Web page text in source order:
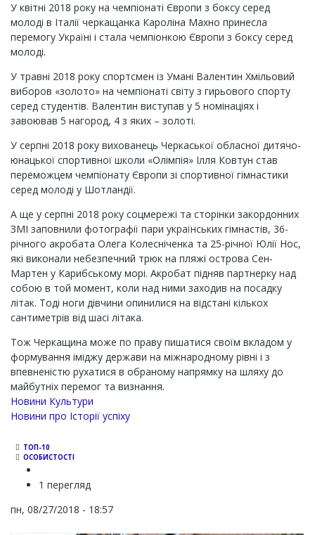
У квітні 2018 року на чемпіонаті Європи з боксу серед
молоді в Італії черкащанка Кароліна Махно принесла
перемогу Україні і стала чемпіонкою Європи з боксу серед
молоді.
У травні 2018 року спортсмен із Умані Валентин Хмільовий
виборов «золото» на чемпіонаті світу з гирьового спорту
серед студентів. Валентин виступав у 5 номінаціях і
завоював 5 нагород, 4 з яких – золоті.
У серпні 2018 року вихованець Черкаської обласної дитячо-
юнацької спортивної школи «Олімпія» Ілля Ковтун став
переможцем чемпіонату Європи зі спортивної гімнастики
серед молоді у Шотландії.
А ще у серпні 2018 року соцмережі та сторінки закордонних
ЗМІ заповнили фотографії пари українських гімнастів, 36-
річного акробата Олега Колесніченка та 25-річної Юлії Нос,
які виконали небезпечний трюк на пляжі острова Сен-
Мартен у Карибському морі. Акробат підняв партнерку над
собою в той момент, коли над ними заходив на посадку
літак. Тоді ноги дівчини опинилися на відстані кількох
сантиметрів від шасі літака.
Тож Черкащина може по праву пишатися своїм вкладом у
формування іміджу держави на міжнародному рівні і з
впевненістю рухатися в обраному напрямку на шляху до
майбутніх перемог та визнання.
Новини Культури
Новини про Історії успіху
ТОП-10
ОСОБИСТОСТІ
1 перегляд
пн, 08/27/2018 - 18:57